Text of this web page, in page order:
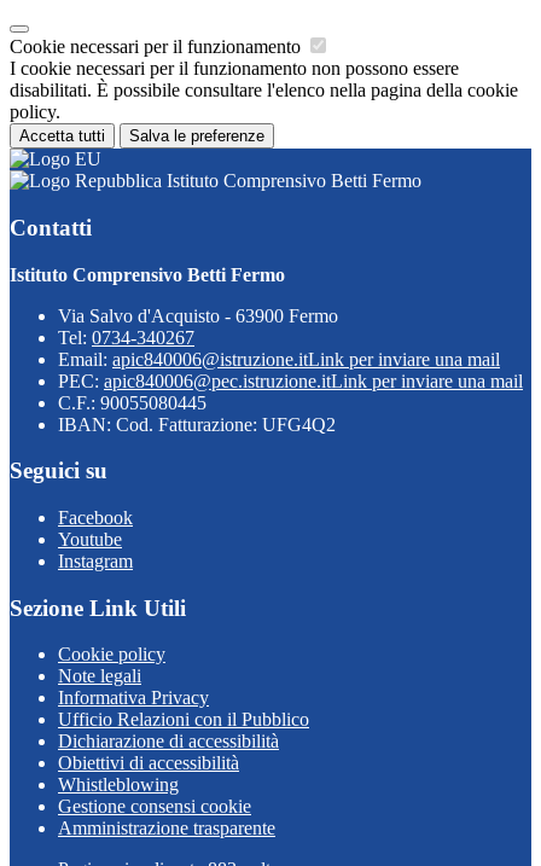
Cookie necessari per il funzionamento
I cookie necessari per il funzionamento non possono essere
disabilitati. È possibile consultare l'elenco nella pagina della cookie
policy.
Accetta tutti Salva le preferenze
Istituto Comprensivo Betti Fermo
Contatti
Istituto Comprensivo Betti Fermo
Via Salvo d'Acquisto - 63900 Fermo
Tel: 0734-340267
Email: apic840006@istruzione.itLink per inviare una mail
PEC: apic840006@pec.istruzione.itLink per inviare una mail
C.F.: 90055080445
IBAN: Cod. Fatturazione: UFG4Q2
Seguici su
Facebook
Youtube
Instagram
Sezione Link Utili
Cookie policy
Note legali
Informativa Privacy
Ufficio Relazioni con il Pubblico
Dichiarazione di accessibilità
Obiettivi di accessibilità
Whistleblowing
Gestione consensi cookie
Amministrazione trasparente